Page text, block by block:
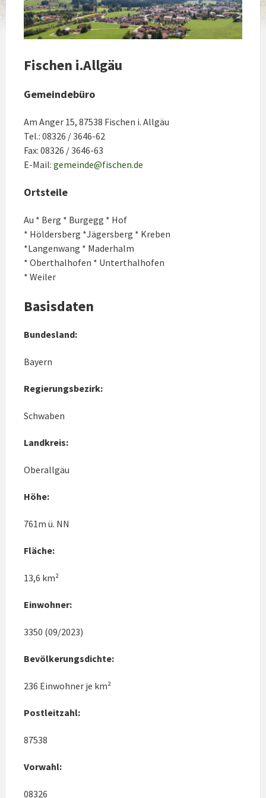
Fischen i.Allgäu
Gemeindebüro
Am Anger 15, 87538 Fischen i. Allgäu
Tel.: 08326 / 3646-62
Fax: 08326 / 3646-63
E-Mail: gemeinde@fischen.de
Ortsteile
Au * Berg * Burgegg * Hof
* Höldersberg *Jägersberg * Kreben
*Langenwang * Maderhalm
* Oberthalhofen * Unterthalhofen
* Weiler
Basisdaten
Bundesland:
Bayern
Regierungsbezirk:
Schwaben
Landkreis:
Oberallgäu
Höhe:
761m ü. NN
Fläche:
13,6 km²
Einwohner:
3350 (09/2023)
Bevölkerungsdichte:
236 Einwohner je km²
Postleitzahl:
87538
Vorwahl:
08326